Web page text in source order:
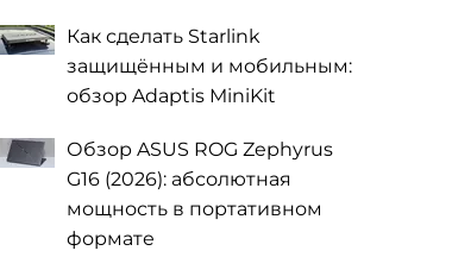
Как сделать Starlink
защищённым и мобильным:
обзор Adaptis MiniKit
Обзор ASUS ROG Zephyrus
G16 (2026): абсолютная
мощность в портативном
формате